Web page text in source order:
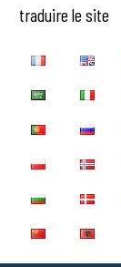
traduire le site